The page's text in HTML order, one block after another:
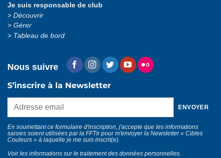
Je suis responsable de club
Découvrir
Gérer
Tableau de bord
Nous suivre
S’inscrire à la Newsletter
En soumettant ce formulaire d'inscription, j'accepte que les informations
saisies soient utilisées par la FFTir pour m'envoyer la Newsletter « Cibles
Couleurs » à laquelle je me suis inscrit(e).
Voir les informations sur le traitement des données personnelles.